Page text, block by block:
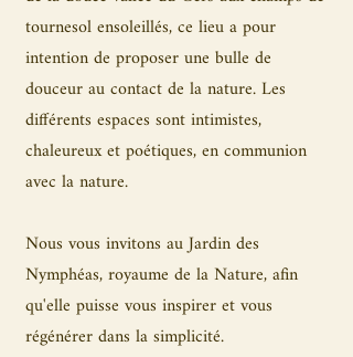
tournesol ensoleillés, ce lieu a pour
intention de proposer une bulle de
douceur au contact de la nature. Les
différents espaces sont intimistes,
chaleureux et poétiques, en communion
avec la nature.
Nous vous invitons au Jardin des
Nymphéas, royaume de la Nature, afin
qu'elle puisse vous inspirer et vous
régénérer dans la simplicité.